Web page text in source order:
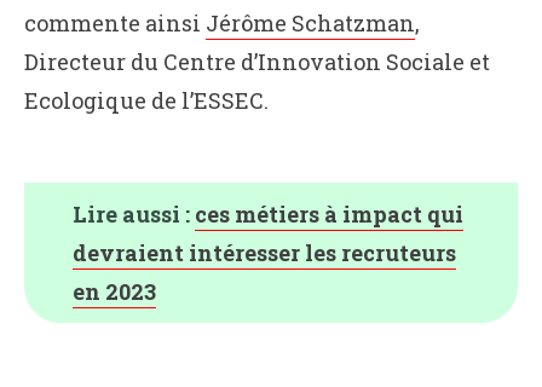
commente ainsi Jérôme Schatzman,
Directeur du Centre d’Innovation Sociale et
Ecologique de l’ESSEC.
Lire aussi : ces métiers à impact qui
devraient intéresser les recruteurs
en 2023